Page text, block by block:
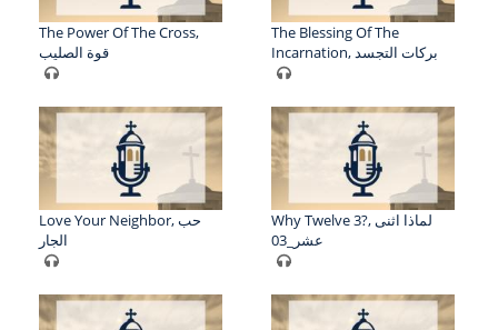
The Power Of The Cross,
قوة الصليب
The Blessing Of The
Incarnation, بركات التجسد
Love Your Neighbor, حب
الجار
Why Twelve 3?, لماذا اثنى
عشر_03